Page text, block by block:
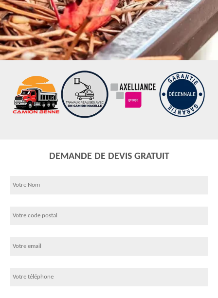
DEMANDE DE DEVIS GRATUIT